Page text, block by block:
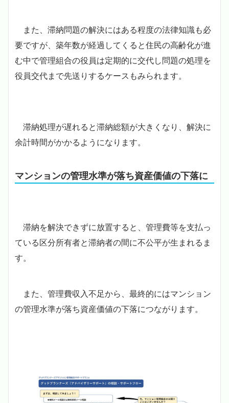
また、滞納問題の解決にはある程度の法律知識も必
要ですが、築年数が経過してくると住民の高齢化が進
む中で管理組合の役員は定期的に交代し問題の処理を
役員交代まで先送りするケースもみられます。
滞納処理が遅れると滞納総額が大きくなり、解決に
余計時間がかかるようになります。
マンションの管理水準が落ち資産価値の下落に
滞納を解決できずに放置すると、管理費等を支払っ
ている区分所有者と滞納者の間に不公平が生まれるま
す。
また、管理費収入不足から、最終的にはマンション
の管理水準が落ち資産価値の下落につながります。